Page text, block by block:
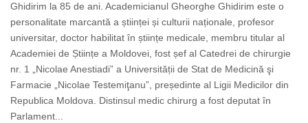
Ghidirim la 85 de ani. Academicianul Gheorghe Ghidirim este o
personalitate marcantă a științei și culturii naționale, profesor
universitar, doctor habilitat în științe medicale, membru titular al
Academiei de Științe a Moldovei, fost șef al Catedrei de chirurgie
nr. 1 „Nicolae Anestiadi” a Universității de Stat de Medicină şi
Farmacie „Nicolae Testemiţanu”, președinte al Ligii Medicilor din
Republica Moldova. Distinsul medic chirurg a fost deputat în
Parlament...